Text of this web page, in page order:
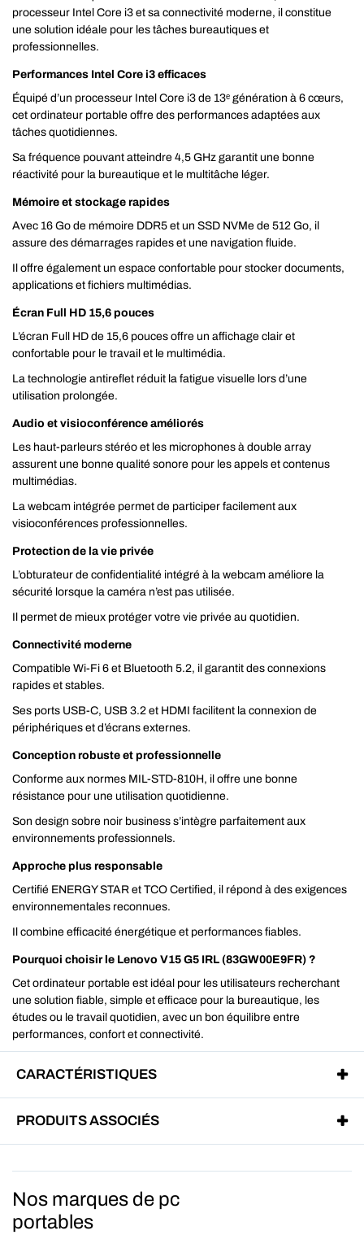
processeur Intel Core i3 et sa connectivité moderne, il constitue
une solution idéale pour les tâches bureautiques et
professionnelles.
Performances Intel Core i3 efficaces
Équipé d’un processeur Intel Core i3 de 13ᵉ génération à 6 cœurs,
cet ordinateur portable offre des performances adaptées aux
tâches quotidiennes.
Sa fréquence pouvant atteindre 4,5 GHz garantit une bonne
réactivité pour la bureautique et le multitâche léger.
Mémoire et stockage rapides
Avec 16 Go de mémoire DDR5 et un SSD NVMe de 512 Go, il
assure des démarrages rapides et une navigation fluide.
Il offre également un espace confortable pour stocker documents,
applications et fichiers multimédias.
Écran Full HD 15,6 pouces
L’écran Full HD de 15,6 pouces offre un affichage clair et
confortable pour le travail et le multimédia.
La technologie antireflet réduit la fatigue visuelle lors d’une
utilisation prolongée.
Audio et visioconférence améliorés
Les haut-parleurs stéréo et les microphones à double array
assurent une bonne qualité sonore pour les appels et contenus
multimédias.
La webcam intégrée permet de participer facilement aux
visioconférences professionnelles.
Protection de la vie privée
L’obturateur de confidentialité intégré à la webcam améliore la
sécurité lorsque la caméra n’est pas utilisée.
Il permet de mieux protéger votre vie privée au quotidien.
Connectivité moderne
Compatible Wi-Fi 6 et Bluetooth 5.2, il garantit des connexions
rapides et stables.
Ses ports USB-C, USB 3.2 et HDMI facilitent la connexion de
périphériques et d’écrans externes.
Conception robuste et professionnelle
Conforme aux normes MIL-STD-810H, il offre une bonne
résistance pour une utilisation quotidienne.
Son design sobre noir business s’intègre parfaitement aux
environnements professionnels.
Approche plus responsable
Certifié ENERGY STAR et TCO Certified, il répond à des exigences
environnementales reconnues.
Il combine efficacité énergétique et performances fiables.
Pourquoi choisir le Lenovo V15 G5 IRL (83GW00E9FR) ?
Cet ordinateur portable est idéal pour les utilisateurs recherchant
une solution fiable, simple et efficace pour la bureautique, les
études ou le travail quotidien, avec un bon équilibre entre
performances, confort et connectivité.
CARACTÉRISTIQUES
PRODUITS ASSOCIÉS
Nos marques de pc
portables